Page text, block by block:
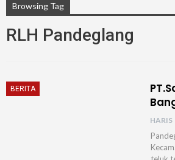
Browsing Tag
RLH Pandeglang
BERITA
HARIS